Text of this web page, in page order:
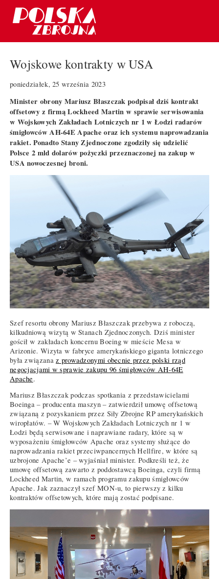
Wojskowe kontrakty w USA
poniedziałek, 25 września 2023
Minister obrony Mariusz Błaszczak podpisał dziś kontrakt
offsetowy z firmą Lockheed Martin w sprawie serwisowania
w Wojskowych Zakładach Lotniczych nr 1 w Łodzi radarów
śmigłowców AH-64E Apache oraz ich systemu naprowadzania
rakiet. Ponadto Stany Zjednoczone zgodziły się udzielić
Polsce 2 mld dolarów pożyczki przeznaczonej na zakup w
USA nowoczesnej broni.
Szef resortu obrony Mariusz Błaszczak przebywa z roboczą,
kilkudniową wizytą w Stanach Zjednoczonych. Dziś minister
gościł w zakładach koncernu Boeing w mieście Mesa w
Arizonie. Wizyta w fabryce amerykańskiego giganta lotniczego
była związanaz prowadzonymi obecnie przez polski rząd
negocjacjami w sprawie zakupu 96 śmigłowców AH-64E
Apache.
Mariusz Błaszczak podczas spotkania z przedstawicielami
Boeinga – producenta maszyn – zatwierdził umowę offsetową
związaną z pozyskaniem przez Siły Zbrojne RP amerykańskich
wiropłatów. – W Wojskowych Zakładach Lotniczych nr 1 w
Łodzi będą serwisowane i naprawiane radary, które są w
wyposażeniu śmigłowców Apache oraz systemy służące do
naprowadzania rakiet przeciwpancernych Hellfire, w które są
uzbrojone Apache’e – wyjaśniał minister. Podkreśli też, że
umowę offsetową zawarto z poddostawcą Boeinga, czyli firmą
Lockheed Martin, w ramach programu zakupu śmigłowców
Apache. Jak zaznaczył szef MON-u, to pierwszy z kilku
kontraktów offsetowych, które mają zostać podpisane.